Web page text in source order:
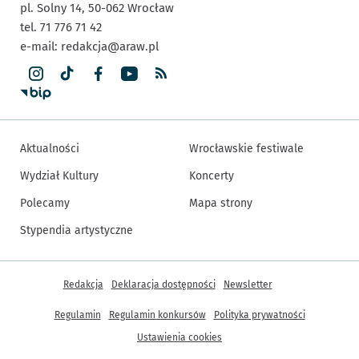
pl. Solny 14, 50-062 Wrocław
tel. 71 776 71 42
e-mail: redakcja@araw.pl
Aktualności
Wydział Kultury
Polecamy
Stypendia artystyczne
Wrocławskie festiwale
Koncerty
Mapa strony
Inne informacje
Redakcja Deklaracja dostępności Newsletter
Regulamin Regulamin konkursów
Polityka prywatności
Ustawienia cookies